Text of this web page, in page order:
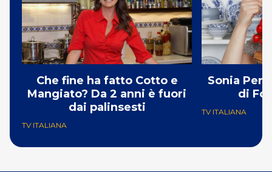
Che fine ha fatto Cotto e
Mangiato? Da 2 anni è fuori
dai palinsesti
TV ITALIANA
Sonia
di
TV ITALIANA